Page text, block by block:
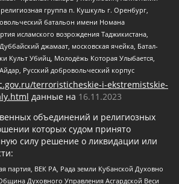
группа п. Кушкуль г. Оренбург,
батальон имени Номана
исламского возрождения Таджикистана,
джамаат, московская ячейка, Батал-
Культ Убийц, Молодёжь Которая Улыбается,
Русский добровольческий корпус
terroristicheskie-i-ekstremistskie-
данные на 16.11.2023
объединений и религиозных
которых судом принято
силу решение о ликвидации или
партия, ВЕК РА, Рада земли Кубанской Духовно
Духовного Управления Асгардской Веси